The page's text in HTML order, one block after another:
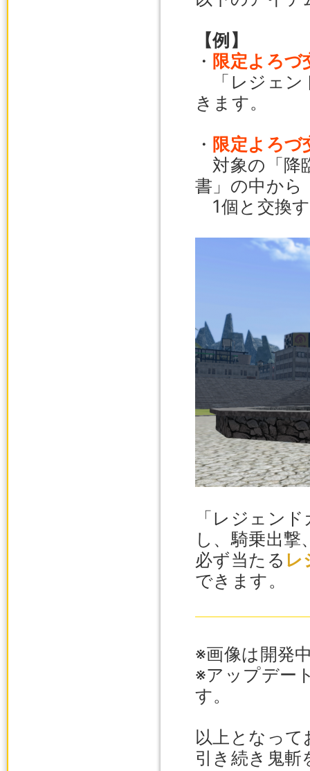
【例】
・ 限定よろ
「レジェン
きます。
・ 限定よろ
対象の「降
書」の中から
1個と交換
「レジェン
し、騎乗出
必ず当たる レ
できます。
※画像は開発
※アップデー
す。
以上となっ
引き続き鬼